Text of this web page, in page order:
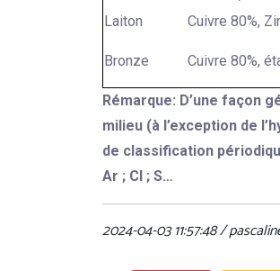
Laiton
Cuivre 80%,
Bronze Cuivre 80%,
Rémarque: D’une façon
milieu (à l’exception de
de classification
Ar ; Cl ; S…
2024-04-03 11:57:48 /